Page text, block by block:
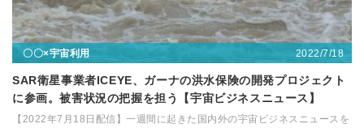
〇〇×宇宙利用 2022/7/18
SAR衛星事業者ICEYE、ガーナの洪水保険の開発プロジェクト
に参画。被害状況の把握を担う【宇宙ビジネスニュース】
【2022年7月18日配信】一週間に起きた国内外の宇宙ビジネスニュースを